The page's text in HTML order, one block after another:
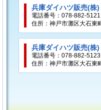
兵庫ダイハツ販売(
電話番号：078-882-5121
住所：神戸市灘区大石東
兵庫ダイハツ販売(
電話番号：078-882-5123
住所：神戸市灘区大石東